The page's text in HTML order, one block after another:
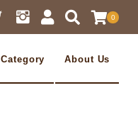
0
Category About Us